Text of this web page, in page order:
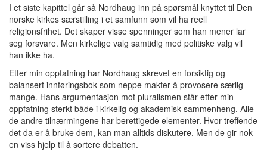
I et siste kapittel går så Nordhaug inn på spørsmål knyttet til Den
norske kirkes særstilling i et samfunn som vil ha reell
religionsfrihet. Det skaper visse spenninger som han mener lar
seg forsvare. Men kirkelige valg samtidig med politiske valg vil
han ikke ha.
Etter min oppfatning har Nordhaug skrevet en forsiktig og
balansert innføringsbok som neppe makter å provosere særlig
mange. Hans argumentasjon mot pluralismen står etter min
oppfatning sterkt både i kirkelig og akademisk sammenheng. Alle
de andre tilnærmingene har berettigede elementer. Hvor treffende
det da er å bruke dem, kan man alltids diskutere. Men de gir nok
en viss hjelp til å sortere debatten.